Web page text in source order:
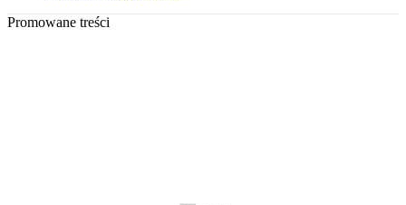
Promowane treści